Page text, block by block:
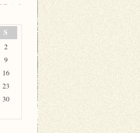
S
2
9
16
23
30